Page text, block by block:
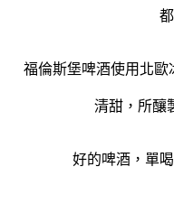
福倫斯堡啤酒使用北歐
清甜，所釀
好的啤酒，單